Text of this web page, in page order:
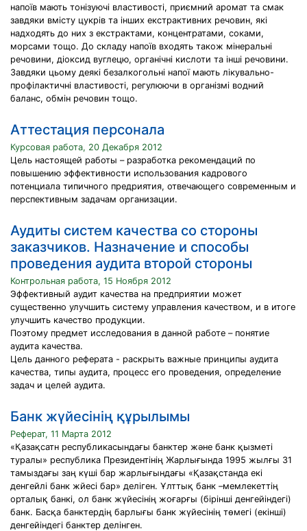
напоїв мають тонізуючі властивості, приємний аромат та смак
завдяки вмісту цукрів та інших екстрактивних речовин, які
надходять до них з екстрактами, концентратами, соками,
морсами тощо. До складу напоїв входять також мінеральні
речовини, діоксид вуглецю, органічні кислоти та інші речовини.
Завдяки цьому деякі безалкогольні напої мають лікувально-
профілактичні властивості, регулюючи в організмі водний
баланс, обмін речовин тощо.
Аттестация персонала
Курсовая работа, 20 Декабря 2012
Цель настоящей работы – разработка рекомендаций по
повышению эффективности использования кадрового
потенциала типичного предриятия, отвечающего современным и
перспективным задачам организации.
Аудиты систем качества со стороны
заказчиков. Назначение и способы
проведения аудита второй стороны
Контрольная работа, 15 Ноября 2012
Эффективный аудит качества на предприятии может
существенно улучшить систему управления качеством, и в итоге
улучшить качество продукции.
Поэтому предмет исследования в данной работе – понятие
аудита качества.
Цель данного реферата - раскрыть важные принципы аудита
качества, типы аудита, процесс его проведения, определение
задач и целей аудита.
Банк жүйесінің құрылымы
Реферат, 11 Марта 2012
«Қазақсатн республикасындағы банктер және банк қызметі
туралы» республика Президентінің Жарлығында 1995 жылғы 31
тамыздағы заң күші бар жарлығындағы «Қазақстанда екі
денгейлі банк жйесі бар» деліген. Ұлттық банк –мемлекеттің
орталық банкі, ол банк жүйесінің жоғарғы (бірінші денгейіндегі)
банк. Басқа банктердің барлығы банк жүйесінің төмегі (екінші)
денгейіндегі банктер делінген.